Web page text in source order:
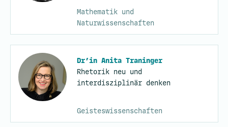
Mathematik und
Naturwissenschaften
Dr’in Anita Traninger
Rhetorik neu und
interdisziplinär denken
Geisteswissenschaften